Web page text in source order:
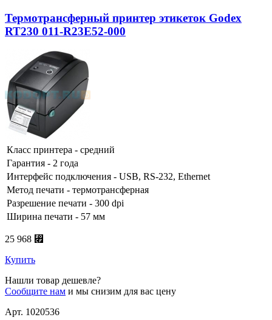
Термотрансферный принтер этикеток Godex
RT230 011-R23E52-000
Класс принтера - средний
Гарантия - 2 года
Интерфейс подключения - USB, RS-232, Ethernet
Метод печати - термотрансферная
Разрешение печати - 300 dpi
Ширина печати - 57 мм
25 968 ⃏
Купить
Нашли товар дешевле?
Сообщите нам и мы снизим для вас цену
Арт. 1020536